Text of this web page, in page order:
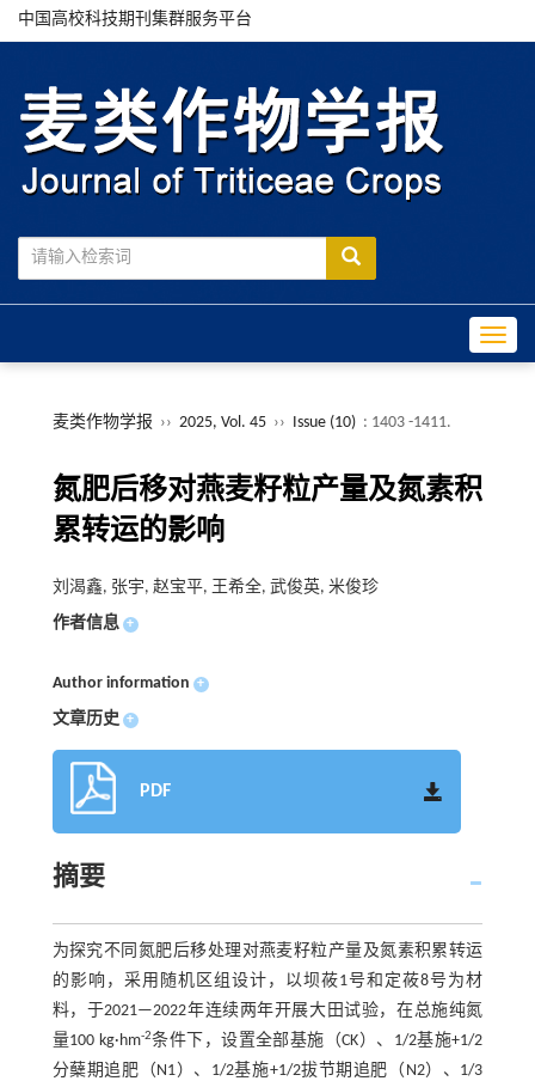
中国高校科技期刊集群服务平台
麦类作物学报 ›› 2025, Vol. 45 ›› Issue (10) : 1403 -1411.
氮肥后移对燕麦籽粒产量及氮素积
累转运的影响
刘渴鑫, 张宇, 赵宝平, 王希全, 武俊英, 米俊珍
作者信息 +
Author information +
文章历史 +
PDF
摘要
为探究不同氮肥后移处理对燕麦籽粒产量及氮素积累转运
的影响，采用随机区组设计，以坝莜1号和定莜8号为材
料，于2021—2022年连续两年开展大田试验，在总施纯氮
量100 kg·hm-2条件下，设置全部基施（CK）、1/2基施+1/2
分蘖期追肥（N1）、1/2基施+1/2拔节期追肥（N2）、1/3